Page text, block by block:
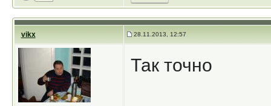
vikx 28.11.2013, 12:57
Так точно